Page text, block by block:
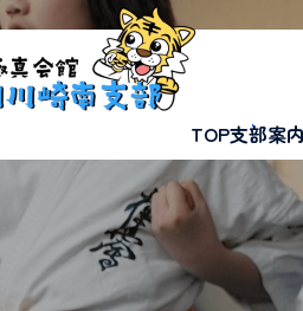
TOP支部案内